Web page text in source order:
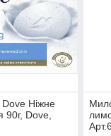
Ніжне
90г, Dove,